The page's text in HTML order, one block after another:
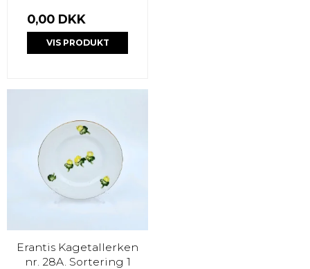
0,00 DKK
VIS PRODUKT
Erantis Kagetallerken
nr. 28A. Sortering 1